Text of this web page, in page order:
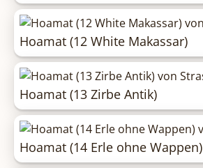
Hoamat (12 White Makassar)
Hoamat (13 Zirbe Antik)
Hoamat (14 Erle ohne Wappen)